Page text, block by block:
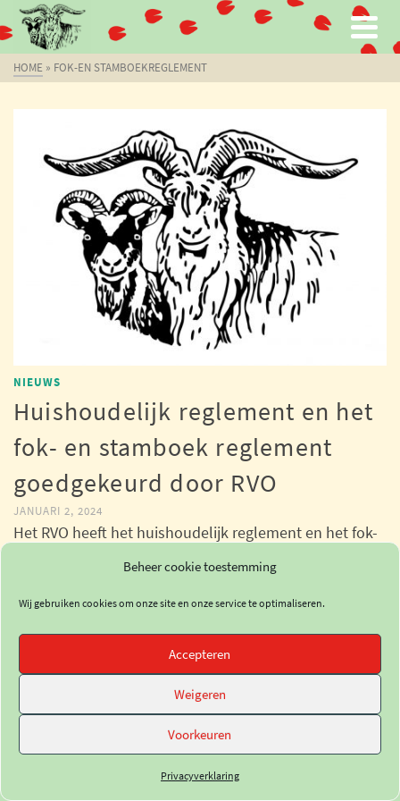
Beheer cookie toestemming
Wij gebruiken cookies om onze site en onze service te optimaliseren.
Accepteren
Weigeren
Voorkeuren
Privacyverklaring
HOME » FOK-EN STAMBOEKREGLEMENT
NIEUWS
Huishoudelijk reglement en het
fok- en stamboek reglement
goedgekeurd door RVO
JANUARI 2, 2024
Het RVO heeft het huishoudelijk reglement en het fok-
Aangezien de deadline van reacties op …
LEES MEER
© De Nederlandse Landgeit //Design: Holtien11